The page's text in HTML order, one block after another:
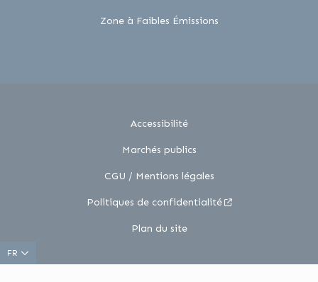
FR
Zone à Faibles Émissionslien externe
Accessibilité
Marchés publics
CGU / Mentions légales
Politiques de confidentialité
Plan du site